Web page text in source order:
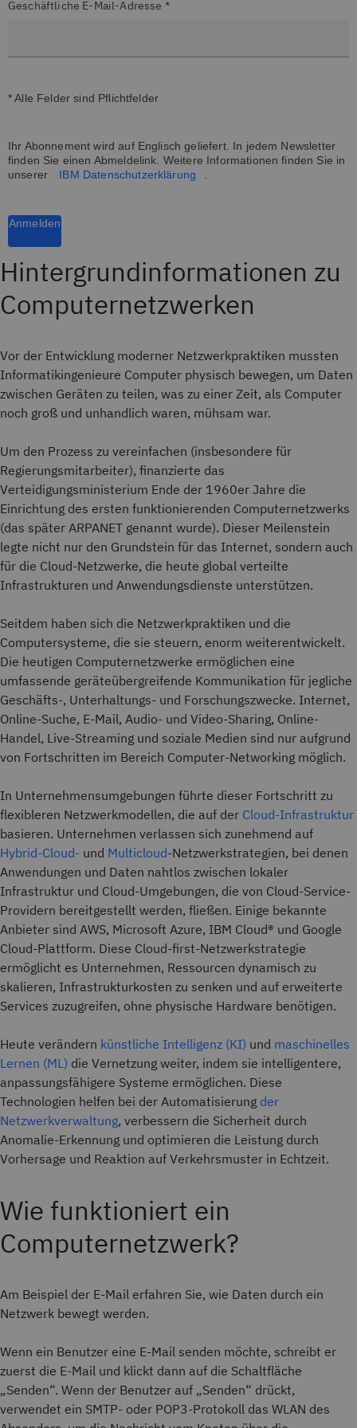
Geschäftliche E-Mail-Adresse *
* Alle Felder sind Pflichtfelder
Ihr Abonnement wird auf Englisch geliefert. In jedem Newsletter
finden Sie einen Abmeldelink. Weitere Informationen finden Sie in
unserer
IBM Datenschutzerklärung
Anmelden
Hintergrundinformationen zu
Computernetzwerken
Vor der Entwicklung moderner Netzwerkpraktiken mussten
Informatikingenieure Computer physisch bewegen, um Daten
zwischen Geräten zu teilen, was zu einer Zeit, als Computer
noch groß und unhandlich waren, mühsam war.
Um den Prozess zu vereinfachen (insbesondere für
Regierungsmitarbeiter), finanzierte das
Verteidigungsministerium Ende der 1960er Jahre die
Einrichtung des ersten funktionierenden Computernetzwerks
(das später ARPANET genannt wurde). Dieser Meilenstein
legte nicht nur den Grundstein für das Internet, sondern auch
für die Cloud-Netzwerke, die heute global verteilte
Infrastrukturen und Anwendungsdienste unterstützen.
Seitdem haben sich die Netzwerkpraktiken und die
Computersysteme, die sie steuern, enorm weiterentwickelt.
Die heutigen Computernetzwerke ermöglichen eine
umfassende geräteübergreifende Kommunikation für jegliche
Geschäfts-, Unterhaltungs- und Forschungszwecke. Internet,
Online-Suche, E-Mail, Audio- und Video-Sharing, Online-
Handel, Live-Streaming und soziale Medien sind nur aufgrund
von Fortschritten im Bereich Computer-Networking möglich.
In Unternehmensumgebungen führte dieser Fortschritt zu
flexibleren Netzwerkmodellen, die auf der Cloud-Infrastruktur
basieren. Unternehmen verlassen sich zunehmend auf
Hybrid-Cloud- und Multicloud-Netzwerkstrategien, bei denen
Anwendungen und Daten nahtlos zwischen lokaler
Infrastruktur und Cloud-Umgebungen, die von Cloud-Service-
Providern bereitgestellt werden, fließen. Einige bekannte
Anbieter sind AWS, Microsoft Azure, IBM Cloud® und Google
Cloud-Plattform. Diese Cloud-first-Netzwerkstrategie
ermöglicht es Unternehmen, Ressourcen dynamisch zu
skalieren, Infrastrukturkosten zu senken und auf erweiterte
Services zuzugreifen, ohne physische Hardware benötigen.
Heute verändern künstliche Intelligenz (KI) und maschinelles
Lernen (ML) die Vernetzung weiter, indem sie intelligentere,
anpassungsfähigere Systeme ermöglichen. Diese
Technologien helfen bei der Automatisierung der
Netzwerkverwaltung, verbessern die Sicherheit durch
Anomalie-Erkennung und optimieren die Leistung durch
Vorhersage und Reaktion auf Verkehrsmuster in Echtzeit.
Wie funktioniert ein
Computernetzwerk?
Am Beispiel der E-Mail erfahren Sie, wie Daten durch ein
Netzwerk bewegt werden.
Wenn ein Benutzer eine E-Mail senden möchte, schreibt er
zuerst die E-Mail und klickt dann auf die Schaltfläche
„Senden“. Wenn der Benutzer auf „Senden“ drückt,
verwendet ein SMTP- oder POP3-Protokoll das WLAN des